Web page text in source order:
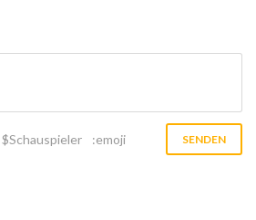
$Schauspieler :emoji